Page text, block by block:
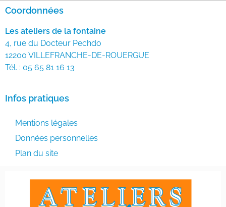
Coordonnées
Les ateliers de la fontaine
4, rue du Docteur Pechdo
12200 VILLEFRANCHE-DE-ROUERGUE
Tél. : 05 65 81 16 13
Infos pratiques
Mentions légales
Données personnelles
Plan du site